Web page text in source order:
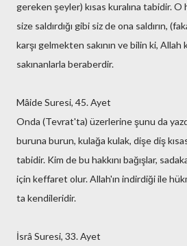
gereken şeyler) kısas kuralına tabidir. O
size saldırdığı gibi siz de ona saldırın,
karşı gelmekten sakının ve bilin ki,
sakınanlarla beraberdir.
Mâide Suresi, 45. Ayet
Onda (Tevrat'ta) üzerlerine şunu da
buruna burun, kulağa kulak, dişe diş
tabidir. Kim de bu hakkını bağışlar,
için keffaret olur. Allah'ın indirdiği ile
ta kendileridir.
İsrâ Suresi, 33. Ayet